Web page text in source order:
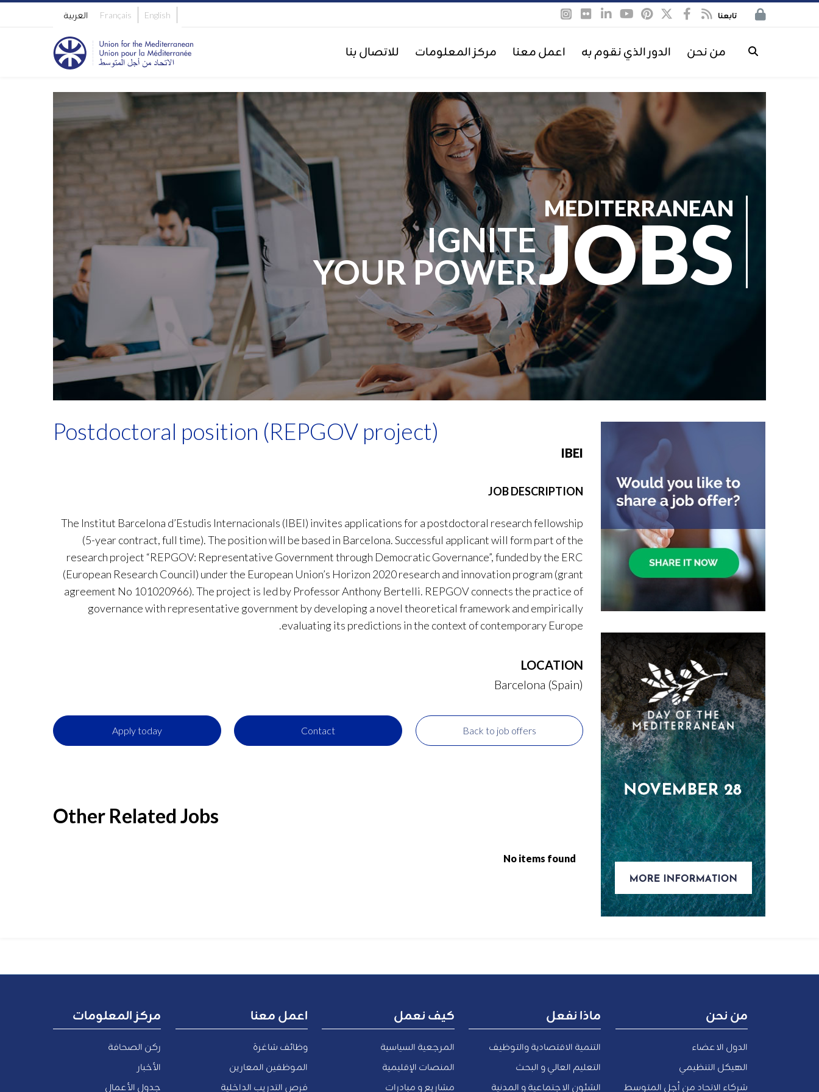
English
Français العربية تابعنا
من نحن الدور الذي نقوم به اعمل معنا مركز المعلومات للاتصال بنا
MEDITERRANEAN
JOBS
IGNITE
YOUR POWER
Postdoctoral position (REPGOV project)
IBEI
JOB DESCRIPTION
The Institut Barcelona d’Estudis Internacionals (IBEI) invites applications for a postdoctoral research fellowship
(5-year contract, full time). The position will be based in Barcelona. Successful applicant will form part of the
research project “REPGOV: Representative Government through Democratic Governance”, funded by the ERC
(European Research Council) under the European Union’s Horizon 2020 research and innovation program (grant
agreement No 101020966). The project is led by Professor Anthony Bertelli. REPGOV connects the practice of
governance with representative government by developing a novel theoretical framework and empirically
evaluating its predictions in the context of contemporary Europe.
LOCATION
Barcelona (Spain)
Apply today Contact Back to job offers
Other Related Jobs
No items found
مركز المعلومات
ركن الصحافة
الأخبار
جدول الأعمال
اعمل معنا
وظائف شاغرة
الموظفين المعارين
فرص التدريب الداخلية
كيف نعمل
المرجعية السياسية
المنصات الإقليمية
مشاريع و مبادرات
ماذا نفعل
التنمية الاقتصادية والتوظيف
التعليم العالي و البحث
الشئون الاجتماعية و المدنية
من نحن
الدول الاعضاء
الهيكل التنظيمي
شركاء الاتحاد من أجل المتوسط